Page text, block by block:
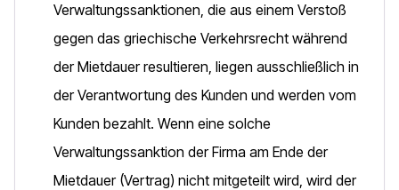
Verwaltungssanktionen, die aus einem Verstoß
gegen das griechische Verkehrsrecht während
der Mietdauer resultieren, liegen ausschließlich in
der Verantwortung des Kunden und werden vom
Kunden bezahlt. Wenn eine solche
Verwaltungssanktion der Firma am Ende der
Mietdauer (Vertrag) nicht mitgeteilt wird, wird der